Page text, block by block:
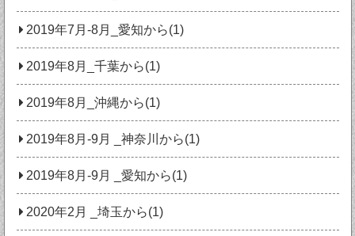
2019年7月-8月_愛知から(1)
2019年8月_千葉から(1)
2019年8月_沖縄から(1)
2019年8月-9月 _神奈川から(1)
2019年8月-9月 _愛知から(1)
2020年2月 _埼玉から(1)